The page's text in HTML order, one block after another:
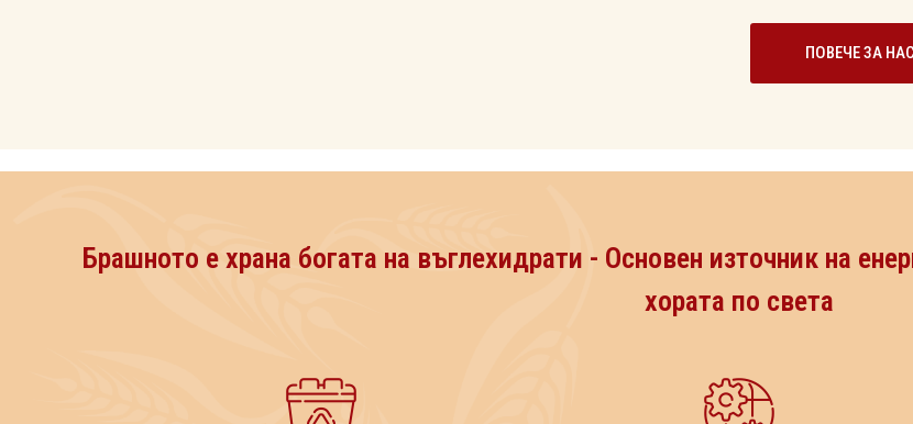
ПОВЕЧЕ ЗА НАС
Брашното е храна богата на въглехидрати - Основен източник на
хората по света